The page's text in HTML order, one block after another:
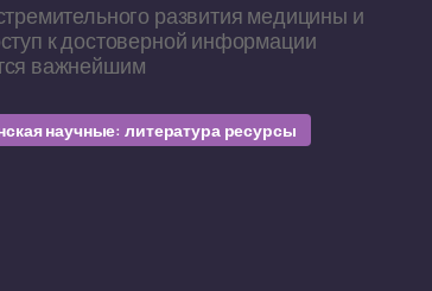
развития медицины и
к достоверной информации
важнейшим
научные: литература ресурсы